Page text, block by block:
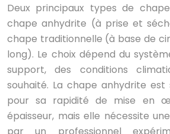
Deux principaux types de
chape anhydrite (à prise et
chape traditionnelle (à base de
long). Le choix dépend du
support, des conditions
souhaité. La chape anhydrite est
pour sa rapidité de mise en
épaisseur, mais elle nécessite